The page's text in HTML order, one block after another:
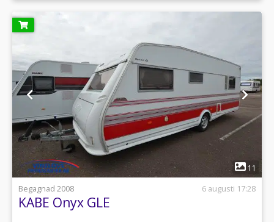
1
11
Begagnad 2008
6 augusti 17:28
KABE Onyx GLE